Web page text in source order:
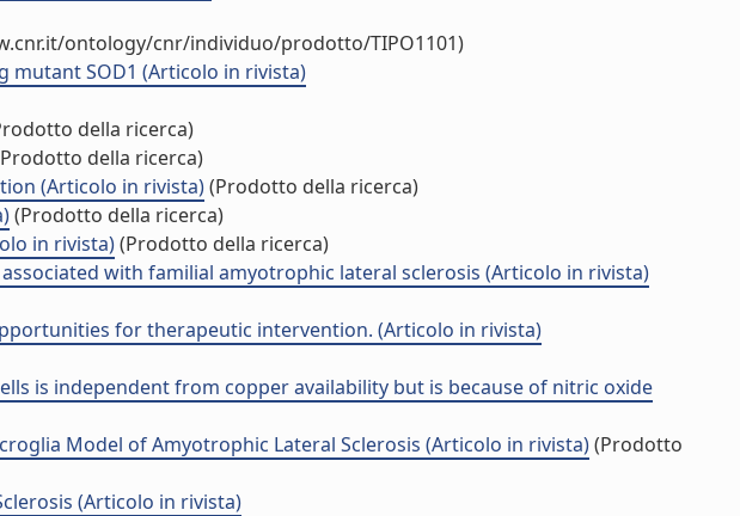
ontology/cnr/individuo/prodotto/TIPO1101)
SOD1 (Articolo in rivista)
della ricerca)
della ricerca)
(Articolo in rivista)(Prodotto della ricerca)
(Prodotto della ricerca)
in rivista)(Prodotto della ricerca)
with familial amyotrophic lateral sclerosis (Articolo in rivista)
for therapeutic intervention. (Articolo in rivista)
is independent from copper availability but is because of nitric oxide
Model of Amyotrophic Lateral Sclerosis (Articolo in rivista)(Prodotto
(Articolo in rivista)